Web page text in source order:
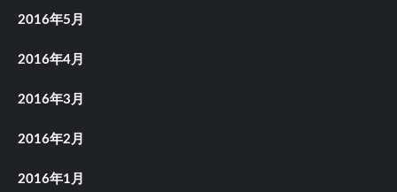
2016年5月
2016年4月
2016年3月
2016年2月
2016年1月